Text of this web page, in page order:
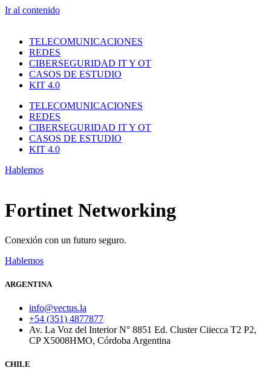
Ir al contenido
TELECOMUNICACIONES
REDES
CIBERSEGURIDAD IT Y OT
CASOS DE ESTUDIO
KIT 4.0
TELECOMUNICACIONES
REDES
CIBERSEGURIDAD IT Y OT
CASOS DE ESTUDIO
KIT 4.0
Hablemos
Fortinet Networking
Conexión con un futuro seguro.
Hablemos
ARGENTINA
info@vectus.la
+54 (351) 4877877
Av. La Voz del Interior N° 8851 Ed. Cluster Ciiecca T2 P2,
CP X5008HMO, Córdoba Argentina
CHILE